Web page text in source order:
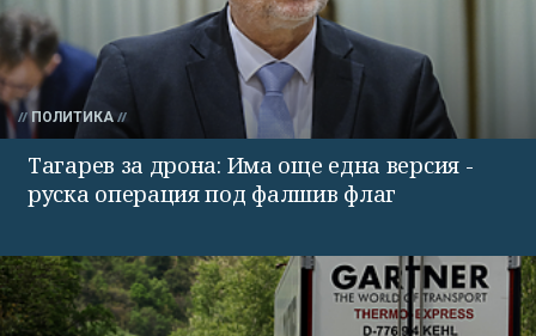
ПОЛИТИКА
Тагарев за дрона: Има още една версия -
руска операция под фалшив флаг